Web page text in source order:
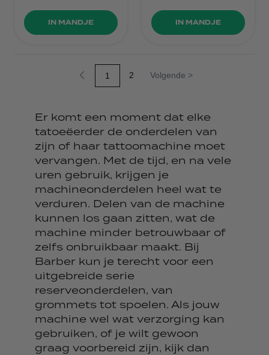
IN MANDJE IN MANDJE
U lees momenteel pagina
1 Pagina
2
Pagina
Volgende >
Er komt een moment dat elke
tatoeëerder de onderdelen van
zijn of haar tattoomachine moet
vervangen. Met de tijd, en na vele
uren gebruik, krijgen je
machineonderdelen heel wat te
verduren. Delen van de machine
kunnen los gaan zitten, wat de
machine minder betrouwbaar of
zelfs onbruikbaar maakt. Bij
Barber kun je terecht voor een
uitgebreide serie
reserveonderdelen, van
grommets tot spoelen. Als jouw
machine wel wat verzorging kan
gebruiken, of je wilt gewoon
graag voorbereid zijn, kijk dan